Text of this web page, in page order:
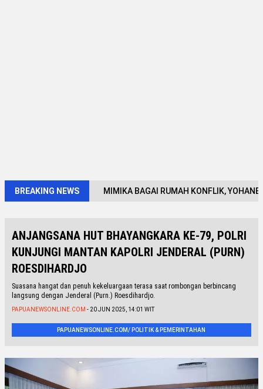
BREAKING NEWS MIMIKA BAGAI RUMAH KONFLIK,
ANJANGSANA HUT BHAYANGKARA KE-79, POLRI
KUNJUNGI MANTAN KAPOLRI JENDERAL (PURN)
ROESDIHARDJO
Suasana hangat dan penuh kekeluargaan terasa saat rombongan berbincang
langsung dengan Jenderal (Purn.) Roesdihardjo.
PAPUANEWSONLINE.COM - 20 JUN 2025, 14:01 WIT
PAPUANEWSONLINE.COM/ POLITIK & PEMERINTAHAN